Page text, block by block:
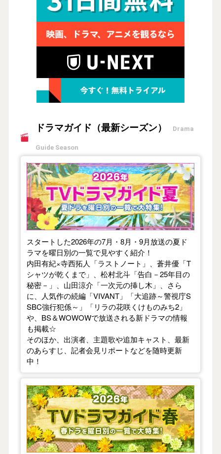
ドラマガイド（最新シーズン） Drama
Guide Season
【2026年夏】TVドラマガイド
スタートした2026年の7月・8月・9月放送の夏ド
ラマを曜日別の一覧で見やすく紹介！
内田有紀×寺西拓人「ラストノート」、蒼井優「T
シャツが乾くまで」、松村北斗「告白－25年目の
秘密－」、山田涼介「一次元の挿し木」、さら
に、人気作の続編「VIVANT」「大追跡～警視庁S
SBC強行犯係～」「リラの花咲くけものみち2」
や、BS＆WOWOWで放送される新ドラマの情報
も掲載☆
そのほか、出演者、主題歌や追加キャスト、最新
のあらすじ、記者会見リポートなどを随時更新
中！
【2026年春】TVドラマガイド